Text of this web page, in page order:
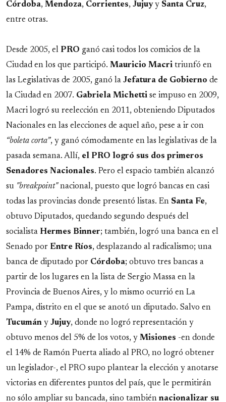
Córdoba, Mendoza, Corrientes, Jujuyy Santa Cruz,
entre otras.
Desde 2005, el PRO ganó casi todos los comicios de la
Ciudad en los que participó. Mauricio Macri triunfó en
las Legislativas de 2005, ganó la Jefatura de Gobierno de
la Ciudad en 2007. Gabriela Michetti se impuso en 2009,
Macri logró su reelección en 2011, obteniendo Diputados
Nacionales en las elecciones de aquel año, pese a ir con
“boleta corta”, y ganó cómodamente en las legislativas de la
pasada semana. Allí, el PRO logró sus dos primeros
Senadores Nacionales. Pero el espacio también alcanzó
su "breakpoint"nacional, puesto que logró bancas en casi
todas las provincias donde presentó listas. En Santa Fe,
obtuvo Diputados, quedando segundo después del
socialista Hermes Binner; también, logró una banca en el
Senado por Entre Ríos, desplazando al radicalismo; una
banca de diputado por Córdoba; obtuvo tres bancas a
partir de los lugares en la lista de Sergio Massa en la
Provincia de Buenos Aires, y lo mismo ocurrió en La
Pampa, distrito en el que se anotó un diputado. Salvo en
Tucumán y Jujuy, donde no logró representación y
obtuvo menos del 5% de los votos, y Misiones -en donde
el 14% de Ramón Puerta aliado al PRO, no logró obtener
un legislador-, el PRO supo plantear la elección y anotarse
victorias en diferentes puntos del país, que le permitirán
no sólo ampliar su bancada, sino también nacionalizar su